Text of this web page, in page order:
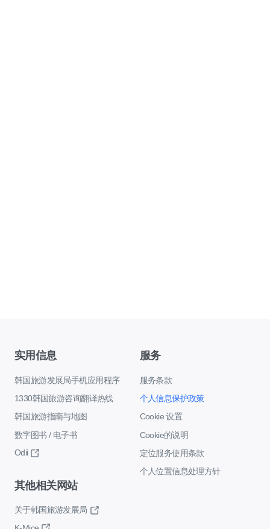
实用信息
韩国旅游发展局手机应用程序
1330韩国旅游咨询翻译热线
韩国旅游指南与地图
数字图书 / 电子书
Odii
服务
服务条款
个人信息保护政策
Cookie 设置
Cookie的说明
定位服务使用条款
个人位置信息处理方针
其他相关网站
关于韩国旅游发展局